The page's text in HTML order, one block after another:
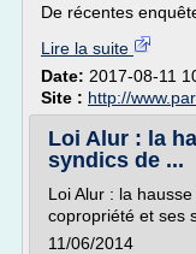
De récentes
Lire la suite
Date: 2017-08-11
Site : http://
Loi Alur : la
syndics de ...
Loi Alur : la
copropriété et ses
11/06/2014